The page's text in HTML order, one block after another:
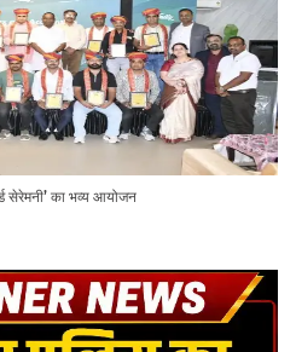
सेरेमनी’ का भव्य आयोजन